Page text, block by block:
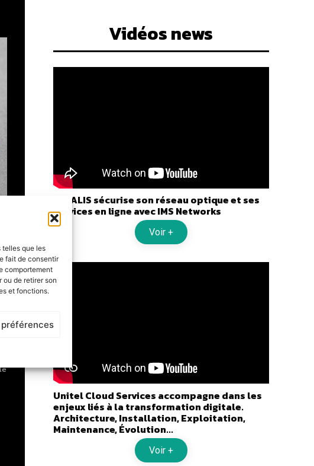
telles que les
fait de consentir
comportement
ou de retirer son
et fonctions.
Vidéos news
GIGALIS sécurise son réseau optique et ses
services en ligne avec IMS Networks
Voir +
Unitel Cloud Services accompagne dans les
enjeux liés à la transformation digitale.
Architecture, Installation, Exploitation,
Maintenance, Évolution...
Voir +